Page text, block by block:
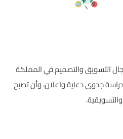
التسويق والتصميم في المملكة
جدوى دعاية واعلان، وأن تصبح